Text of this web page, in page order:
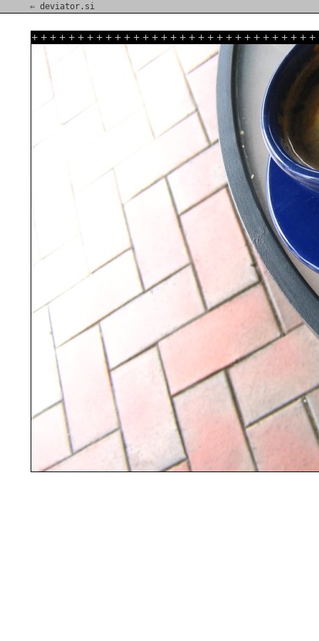
⇐ deviator.si
+ + + + + + + + + + + + + + + + + + + + + + + + + + + + + + +